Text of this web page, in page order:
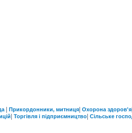
Прикордонники, митниця| Охорона здоров'я|
Торгівля і підприємництво Сільське